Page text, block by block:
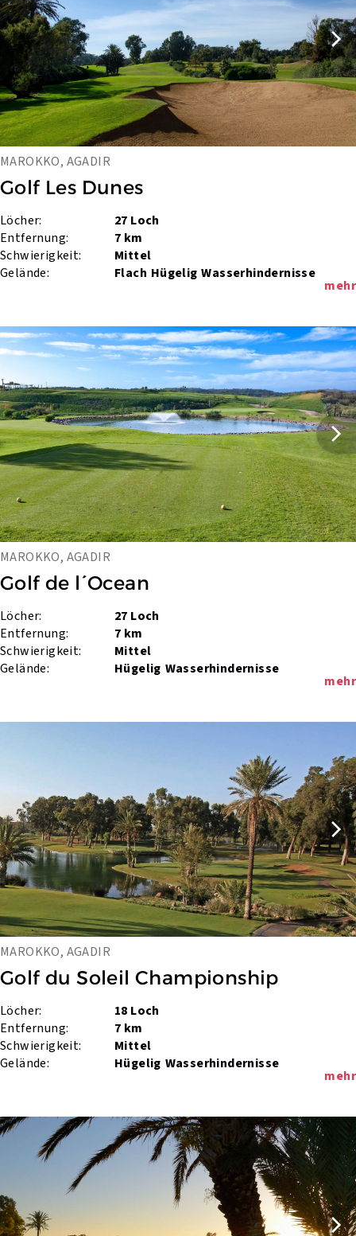
MAROKKO, AGADIR
Golf Les Dunes
Löcher:
27 Loch
Entfernung:
7 km
Schwierigkeit:
Mittel
Gelände:
Flach Hügelig Wasserhindernisse
mehr
MAROKKO, AGADIR
Golf de l´Ocean
Löcher:
27 Loch
Entfernung:
7 km
Schwierigkeit:
Mittel
Gelände:
Hügelig Wasserhindernisse
mehr
MAROKKO, AGADIR
Golf du Soleil Championship
Löcher:
18 Loch
Entfernung:
7 km
Schwierigkeit:
Mittel
Gelände:
Hügelig Wasserhindernisse
mehr